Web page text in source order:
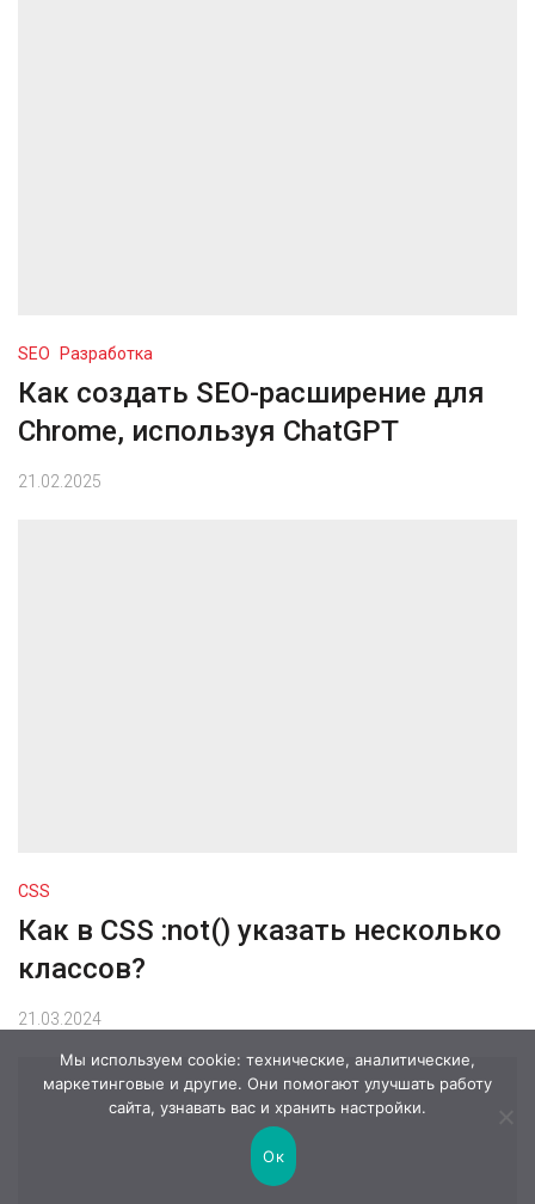
SEO Разработка
Как создать SEO-расширение для
Chrome, используя ChatGPT
21.02.2025
CSS
Как в CSS :not() указать несколько
классов?
21.03.2024
Мы используем cookie: технические, аналитические,
маркетинговые и другие. Они помогают улучшать работу
сайта, узнавать вас и хранить настройки.
Ок